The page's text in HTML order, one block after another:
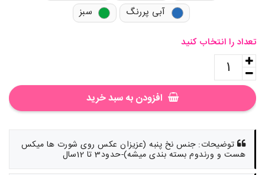
آبی پررنگ
سبز
تعداد را انتخاب کنید
توضیحات: جنس نخ پنبه (عزیزان عکس روی شورت ها میکس
هست و ورندوم بسته بندی میشه)-حدود3 تا 12سال